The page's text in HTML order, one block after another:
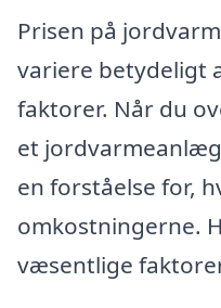
Prisen på
variere betydeligt
faktorer. Når du
et
en forståelse for,
omkostningerne.
væsentlige